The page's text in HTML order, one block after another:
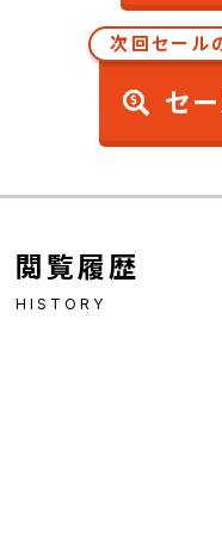
次回セール
セ
閲覧履歴
HISTORY